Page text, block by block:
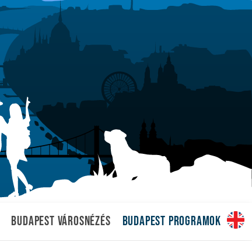
Budapest városnézés Budapest programok